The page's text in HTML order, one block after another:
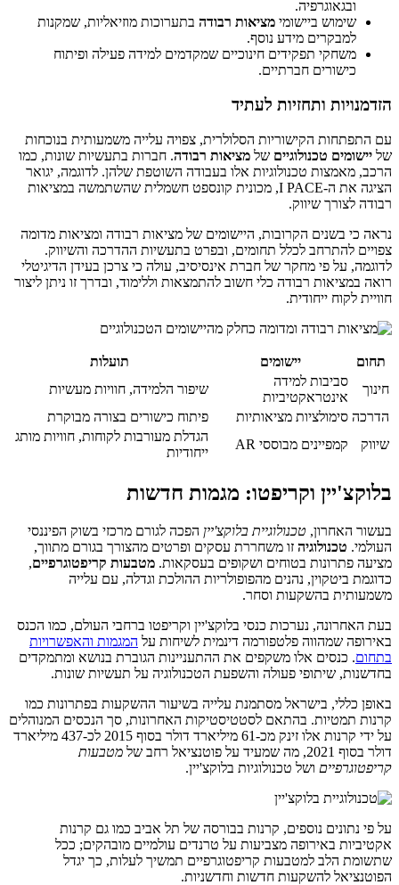
ובגאוגרפיה.
שימוש ביישומי מציאות רבודה בתערוכות מוזיאליות, שמקנות
למבקרים מידע נוסף.
משחקי תפקידים חינוכיים שמקדמים למידה פעילה ופיתוח
כישורים חברתיים.
הזדמנויות ותחזיות לעתיד
עם התפתחות הקישוריות הסלולרית, צפויה עלייה משמעותית בנוכחות
של יישומים טכנולוגיים של מציאות רבודה. חברות בתעשיות שונות, כמו
הרכב, מאמצות טכנולוגיות אלו בעבודה השוטפת שלהן. לדוגמה, יגואר
הציגה את ה-I PACE, מכונית קונספט חשמלית שהשתמשה במציאות
רבודה לצורך שיווק.
נראה כי בשנים הקרובות, היישומים של מציאות רבודה ומציאות מדומה
צפויים להתרחב לכלל תחומים, ובפרט בתעשיות ההדרכה והשיווק.
לדוגמה, על פי מחקר של חברת אינסיסיב, עולה כי צרכן בעידן הדיגיטלי
רואה במציאות רבודה כלי חשוב להתמצאות וללימוד, ובדרך זו ניתן ליצור
חוויית לקוח ייחודית.
תחום יישומים
תועלות
חינוך
סביבות למידה
אינטראקטיביות
שיפור הלמידה, חוויות מעשיות
הדרכה סימולציות מציאותיות
פיתוח כישורים בצורה מבוקרת
שיווק
קמפיינים מבוססי AR
הגדלת מעורבות לקוחות, חוויות מותג
ייחודיות
בלוקצ'יין וקריפטו: מגמות חדשות
בעשור האחרון, טכנולוגיית בלוקצ'יין הפכה לגורם מרכזי בשוק הפיננסי
העולמי. טכנולוגיה זו משחררת עסקים ופרטים מהצורך בגורם מתווך,
מציעה פתרונות בטוחים ושקופים בעסקאות. מטבעות קריפטוגרפיים,
כדוגמת ביטקוין, נהנים מהפופולריות ההולכת וגדלה, עם עלייה
משמעותית בהשקעות וסחר.
בעת האחרונה, נערכות כנסי בלוקצ'יין וקריפטו ברחבי העולם, כמו הכנס
באירופה שמהווה פלטפורמה דינמית לשיחות על המגמות והאפשרויות
בתחום. כנסים אלו משקפים את ההתעניינות הגוברת בנושא ומתמקדים
בחדשנות, שיתופי פעולה והשפעת הטכנולוגיה על תעשיות שונות.
באופן כללי, בישראל מסתמנת עלייה בשיעור ההשקעות בפתרונות כמו
קרנות תמטיות. בהתאם לסטטיסטיקות האחרונות, סך הנכסים המנוהלים
על ידי קרנות אלו זינק מכ-61 מיליארד דולר בסוף 2015 לכ-437 מיליארד
דולר בסוף 2021, מה שמעיד על פוטנציאל רחב של
מטבעות
קריפטוגרפיים ושל טכנולוגיות בלוקצ'יין.
על פי נתונים נוספים, קרנות בבורסה של תל אביב כמו גם קרנות
אקטיביות באירופה מצביעות על טרנדים עולמיים מובהקים; ככל
שתשומת הלב למטבעות קריפטוגרפיים תמשיך לעלות, כך יגדל
הפוטנציאל להשקעות חדשות וחדשניות.